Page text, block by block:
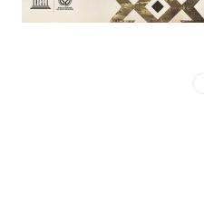
BAŞKAN